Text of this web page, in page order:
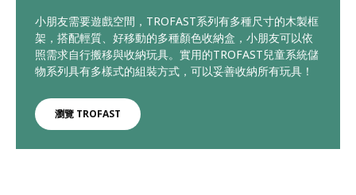
小朋友需要遊戲空間，TROFAST系列有多種尺寸的木製框
架，搭配輕質、好移動的多種顏色收納盒，小朋友可以依
照需求自行搬移與收納玩具。實用的TROFAST兒童系統儲
物系列具有多樣式的組裝方式，可以妥善收納所有玩具！
瀏覽 TROFAST